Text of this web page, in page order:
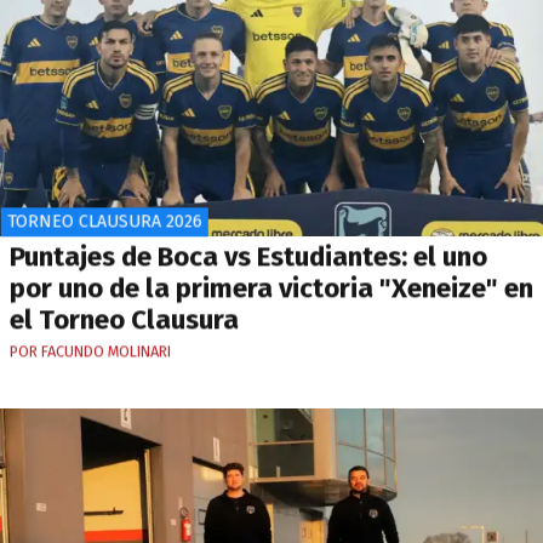
TORNEO CLAUSURA 2026
Puntajes de Boca vs Estudiantes: el uno
por uno de la primera victoria "Xeneize" en
el Torneo Clausura
POR FACUNDO MOLINARI